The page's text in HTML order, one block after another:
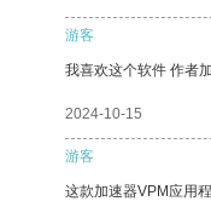
游客
我喜欢这个软件 作者
2024-10-15
游客
这款加速器VPM应用